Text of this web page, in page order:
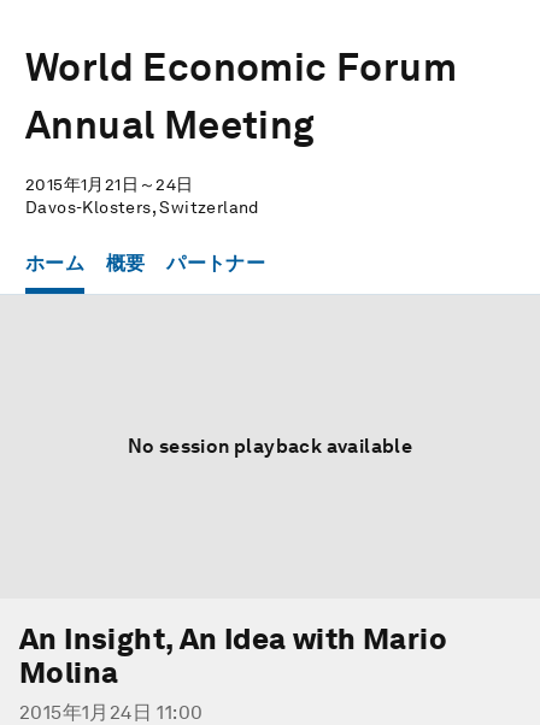
World Economic Forum
Annual Meeting
2015年1月21日～24日
Davos-Klosters, Switzerland
ホーム 概要 パートナー
No session playback available
An Insight, An Idea with Mario
Molina
2015年1月24日 11:00